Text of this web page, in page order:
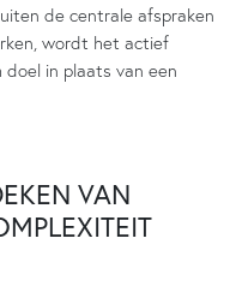
de centrale afspraken
wordt het actief
in plaats van een
VAN